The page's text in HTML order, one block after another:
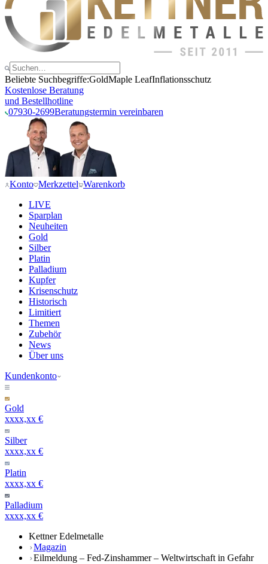
Beliebte Suchbegriffe:GoldMaple LeafInflationsschutz
Kostenlose Beratung
und Bestellhotline
07930-2699Beratungstermin vereinbaren
Konto Merkzettel Warenkorb
LIVE
Sparplan
Neuheiten
Gold
Silber
Platin
Palladium
Kupfer
Krisenschutz
Historisch
Limitiert
Themen
Zubehör
News
Über uns
Kundenkonto
Gold
xxxx,xx €
Silber
xxxx,xx €
Platin
xxxx,xx €
Palladium
xxxx,xx €
Kettner Edelmetalle
Magazin
Eilmeldung – Fed-Zinshammer – Weltwirtschaft in Gefahr